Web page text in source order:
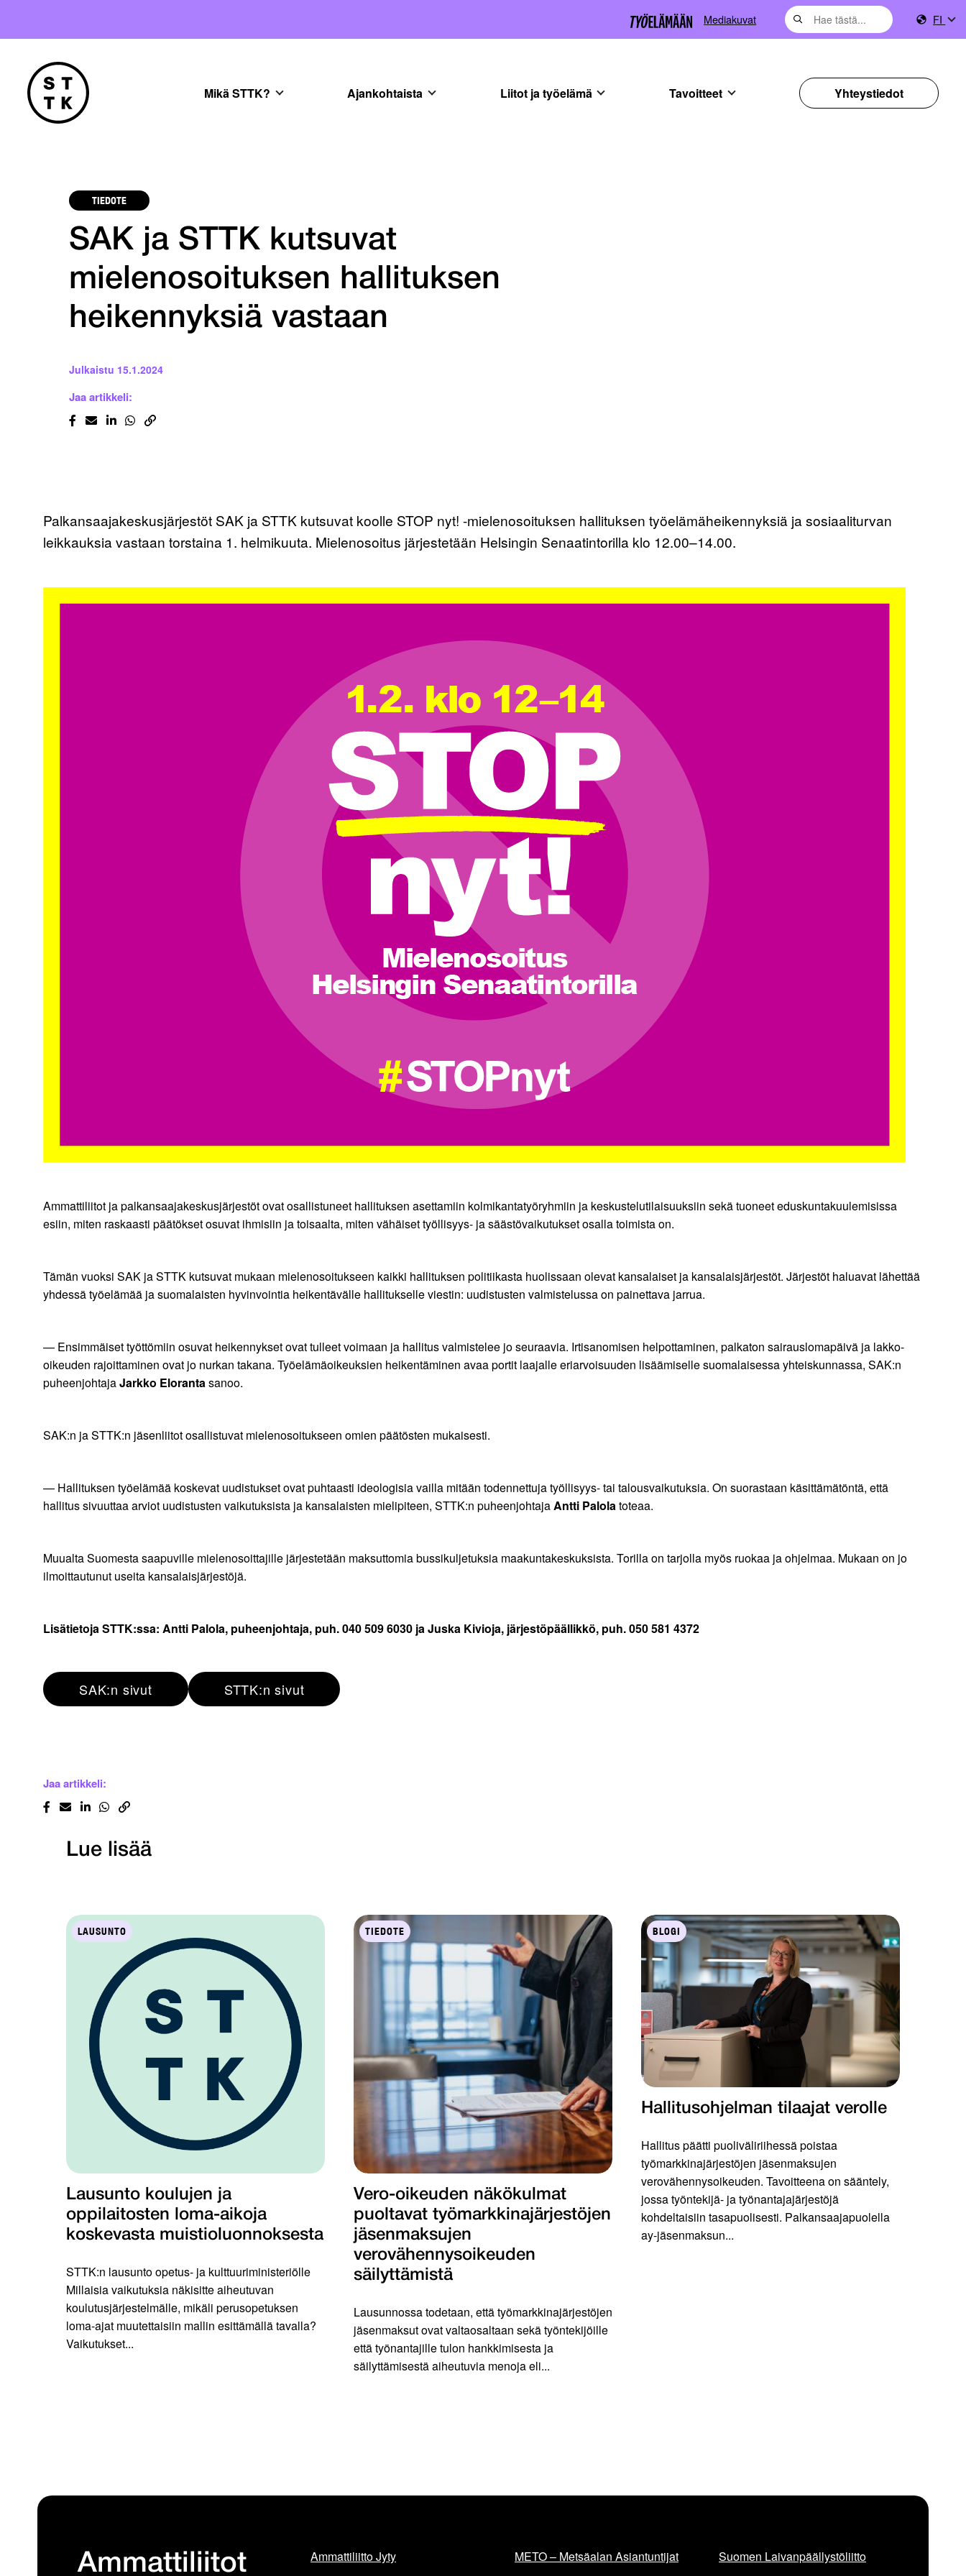
Mediakuvat FI
Mikä STTK? Ajankohtaista Liitot ja työelämä Tavoitteet Yhteystiedot
TIEDOTE
SAK ja STTK kutsuvat
mielenosoituksen hallituksen
heikennyksiä vastaan
Julkaistu 15.1.2024
Jaa artikkeli:
Palkansaajakeskusjärjestöt SAK ja STTK kutsuvat koolle STOP nyt! -mielenosoituksen hallituksen työelämäheikennyksiä ja sosiaaliturvan
leikkauksia vastaan torstaina 1. helmikuuta. Mielenosoitus järjestetään Helsingin Senaatintorilla klo 12.00–14.00.
Ammattiliitot ja palkansaajakeskusjärjestöt ovat osallistuneet hallituksen asettamiin kolmikantatyöryhmiin ja keskustelutilaisuuksiin sekä tuoneet eduskuntakuulemisissa
esiin, miten raskaasti päätökset osuvat ihmisiin ja toisaalta, miten vähäiset työllisyys- ja säästövaikutukset osalla toimista on.
Tämän vuoksi SAK ja STTK kutsuvat mukaan mielenosoitukseen kaikki hallituksen politiikasta huolissaan olevat kansalaiset ja kansalaisjärjestöt. Järjestöt haluavat lähettää
yhdessä työelämää ja suomalaisten hyvinvointia heikentävälle hallitukselle viestin: uudistusten valmistelussa on painettava jarrua.
— Ensimmäiset työttömiin osuvat heikennykset ovat tulleet voimaan ja hallitus valmistelee jo seuraavia. Irtisanomisen helpottaminen, palkaton sairauslomapäivä ja lakko-
oikeuden rajoittaminen ovat jo nurkan takana. Työelämäoikeuksien heikentäminen avaa portit laajalle eriarvoisuuden lisäämiselle suomalaisessa yhteiskunnassa, SAK:n
puheenjohtajaJarkko Elorantasanoo.
SAK:n ja STTK:n jäsenliitot osallistuvat mielenosoitukseen omien päätösten mukaisesti.
— Hallituksen työelämää koskevat uudistukset ovat puhtaasti ideologisia vailla mitään todennettuja työllisyys- tai talousvaikutuksia. On suorastaan käsittämätöntä, että
hallitus sivuuttaa arviot uudistusten vaikutuksista ja kansalaisten mielipiteen, STTK:n puheenjohtajaAntti Palolatoteaa.
Muualta Suomesta saapuville mielenosoittajille järjestetään maksuttomia bussikuljetuksia maakuntakeskuksista. Torilla on tarjolla myös ruokaa ja ohjelmaa. Mukaan on jo
ilmoittautunut useita kansalaisjärjestöjä.
Lisätietoja STTK:ssa: Antti Palola, puheenjohtaja, puh. 040 509 6030 ja Juska Kivioja, järjestöpäällikkö, puh. 050 581 4372
SAK:n sivut STTK:n sivut
Jaa artikkeli:
Lue lisää
LAUSUNTO
Lausunto koulujen ja
oppilaitosten loma-aikoja
koskevasta muistioluonnoksesta
STTK:n lausunto opetus- ja kulttuuriministeriölle
Millaisia vaikutuksia näkisitte aiheutuvan
koulutusjärjestelmälle, mikäli perusopetuksen
loma-ajat muutettaisiin mallin esittämällä tavalla?
Vaikutukset...
TIEDOTE
Vero-oikeuden näkökulmat
puoltavat työmarkkinajärjestöjen
jäsenmaksujen
verovähennysoikeuden
säilyttämistä
Lausunnossa todetaan, että työmarkkinajärjestöjen
jäsenmaksut ovat valtaosaltaan sekä työntekijöille
että työnantajille tulon hankkimisesta ja
säilyttämisestä aiheutuvia menoja eli...
BLOGI
Hallitusohjelman tilaajat verolle
Hallitus päätti puoliväliriihessä poistaa
työmarkkinajärjestöjen jäsenmaksujen
verovähennysoikeuden. Tavoitteena on sääntely,
jossa työntekijä- ja työnantajajärjestöjä
kohdeltaisiin tasapuolisesti. Palkansaajapuolella
ay-jäsenmaksun...
Ammattiliitot Ammattiliitto Jyty METO – Metsäalan Asiantuntijat Suomen Laivanpäällystöliitto